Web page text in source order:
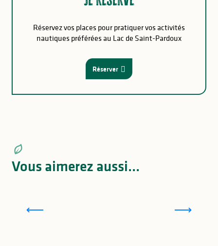
Réservez vos places pour pratiquer vos activités
nautiques préférées au Lac de Saint-Pardoux
Réserver
Vous aimerez aussi...